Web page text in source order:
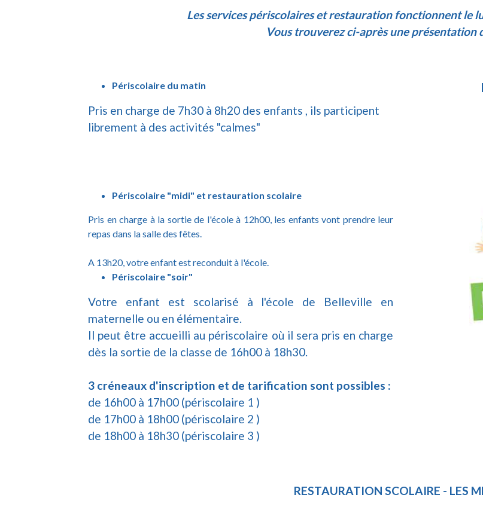
Les services périscolaires et restauration fonctionnent le
Vous trouverez ci-après une présentation
Périscolaire du matin
Pris en charge de 7h30 à 8h20 des enfants , ils participent
librement à des activités "calmes"
Périscolaire "midi" et restauration scolaire
Pris en charge à la sortie de l'école à 12h00, les enfants vont prendre leur
repas dans la salle des fêtes.
A 13h20, votre enfant est reconduit à l'école.
Périscolaire "soir"
Votre enfant est scolarisé à l'école de Belleville en
maternelle ou en élémentaire.
Il peut être accueilli au périscolaire où il sera pris en charge
dès la sortie de la classe de 16h00 à 18h30.
3 créneaux d'inscription et de tarification sont possibles :
de 16h00 à 17h00 (périscolaire 1 )
de 17h00 à 18h00 (périscolaire 2 )
de 18h00 à 18h30 (périscolaire 3 )
RESTAURATION SCOLAIRE - LES